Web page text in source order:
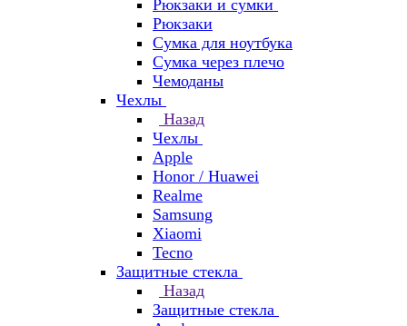
Рюкзаки и сумки
Рюкзаки
Сумка для ноутбука
Сумка через плечо
Чемоданы
Чехлы
Назад
Чехлы
Apple
Honor / Huawei
Realme
Samsung
Xiaomi
Tecno
Защитные стекла
Назад
Защитные стекла